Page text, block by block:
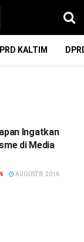
KALTIM
Ingatkan
di Media
AUGUST 8, 2016